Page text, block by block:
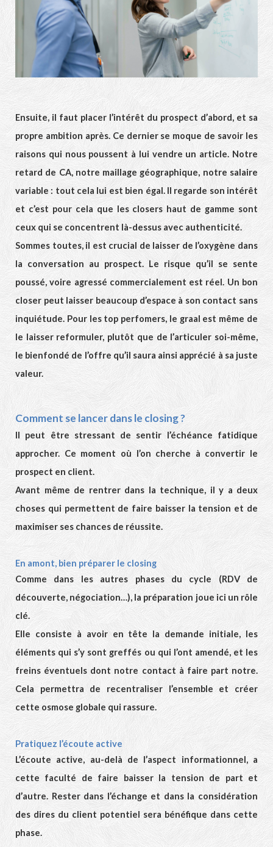
Ensuite, il faut placer l’intérêt du prospect d’abord, et sa
propre ambition après. Ce dernier se moque de savoir les
raisons qui nous poussent à lui vendre un article. Notre
retard de CA, notre maillage géographique, notre salaire
variable : tout cela lui est bien égal. Il regarde son intérêt
et c’est pour cela que les closers haut de gamme sont
ceux qui se concentrent là-dessus avec authenticité.
Sommes toutes, il est crucial de laisser de l’oxygène dans
la conversation au prospect. Le risque qu’il se sente
poussé, voire agressé commercialement est réel. Un bon
closer peut laisser beaucoup d’espace à son contact sans
inquiétude. Pour les top perfomers, le graal est même de
le laisser reformuler, plutôt que de l’articuler soi-même,
le bienfondé de l’offre qu’il saura ainsi apprécié à sa juste
valeur.
Comment se lancer dans le closing ?
Il peut être stressant de sentir l’échéance fatidique
approcher. Ce moment où l’on cherche à convertir le
prospect en client.
Avant même de rentrer dans la technique, il y a deux
choses qui permettent de faire baisser la tension et de
maximiser ses chances de réussite.
En amont, bien préparer le closing
Comme dans les autres phases du cycle (RDV de
découverte, négociation…), la préparation joue ici un rôle
clé.
Elle consiste à avoir en tête la demande initiale, les
éléments qui s’y sont greffés ou qui l’ont amendé, et les
freins éventuels dont notre contact à faire part notre.
Cela permettra de recentraliser l’ensemble et créer
cette osmose globale qui rassure.
Pratiquez l’écoute active
L’écoute active, au-delà de l’aspect informationnel, a
cette faculté de faire baisser la tension de part et
d’autre. Rester dans l’échange et dans la considération
des dires du client potentiel sera bénéfique dans cette
phase.